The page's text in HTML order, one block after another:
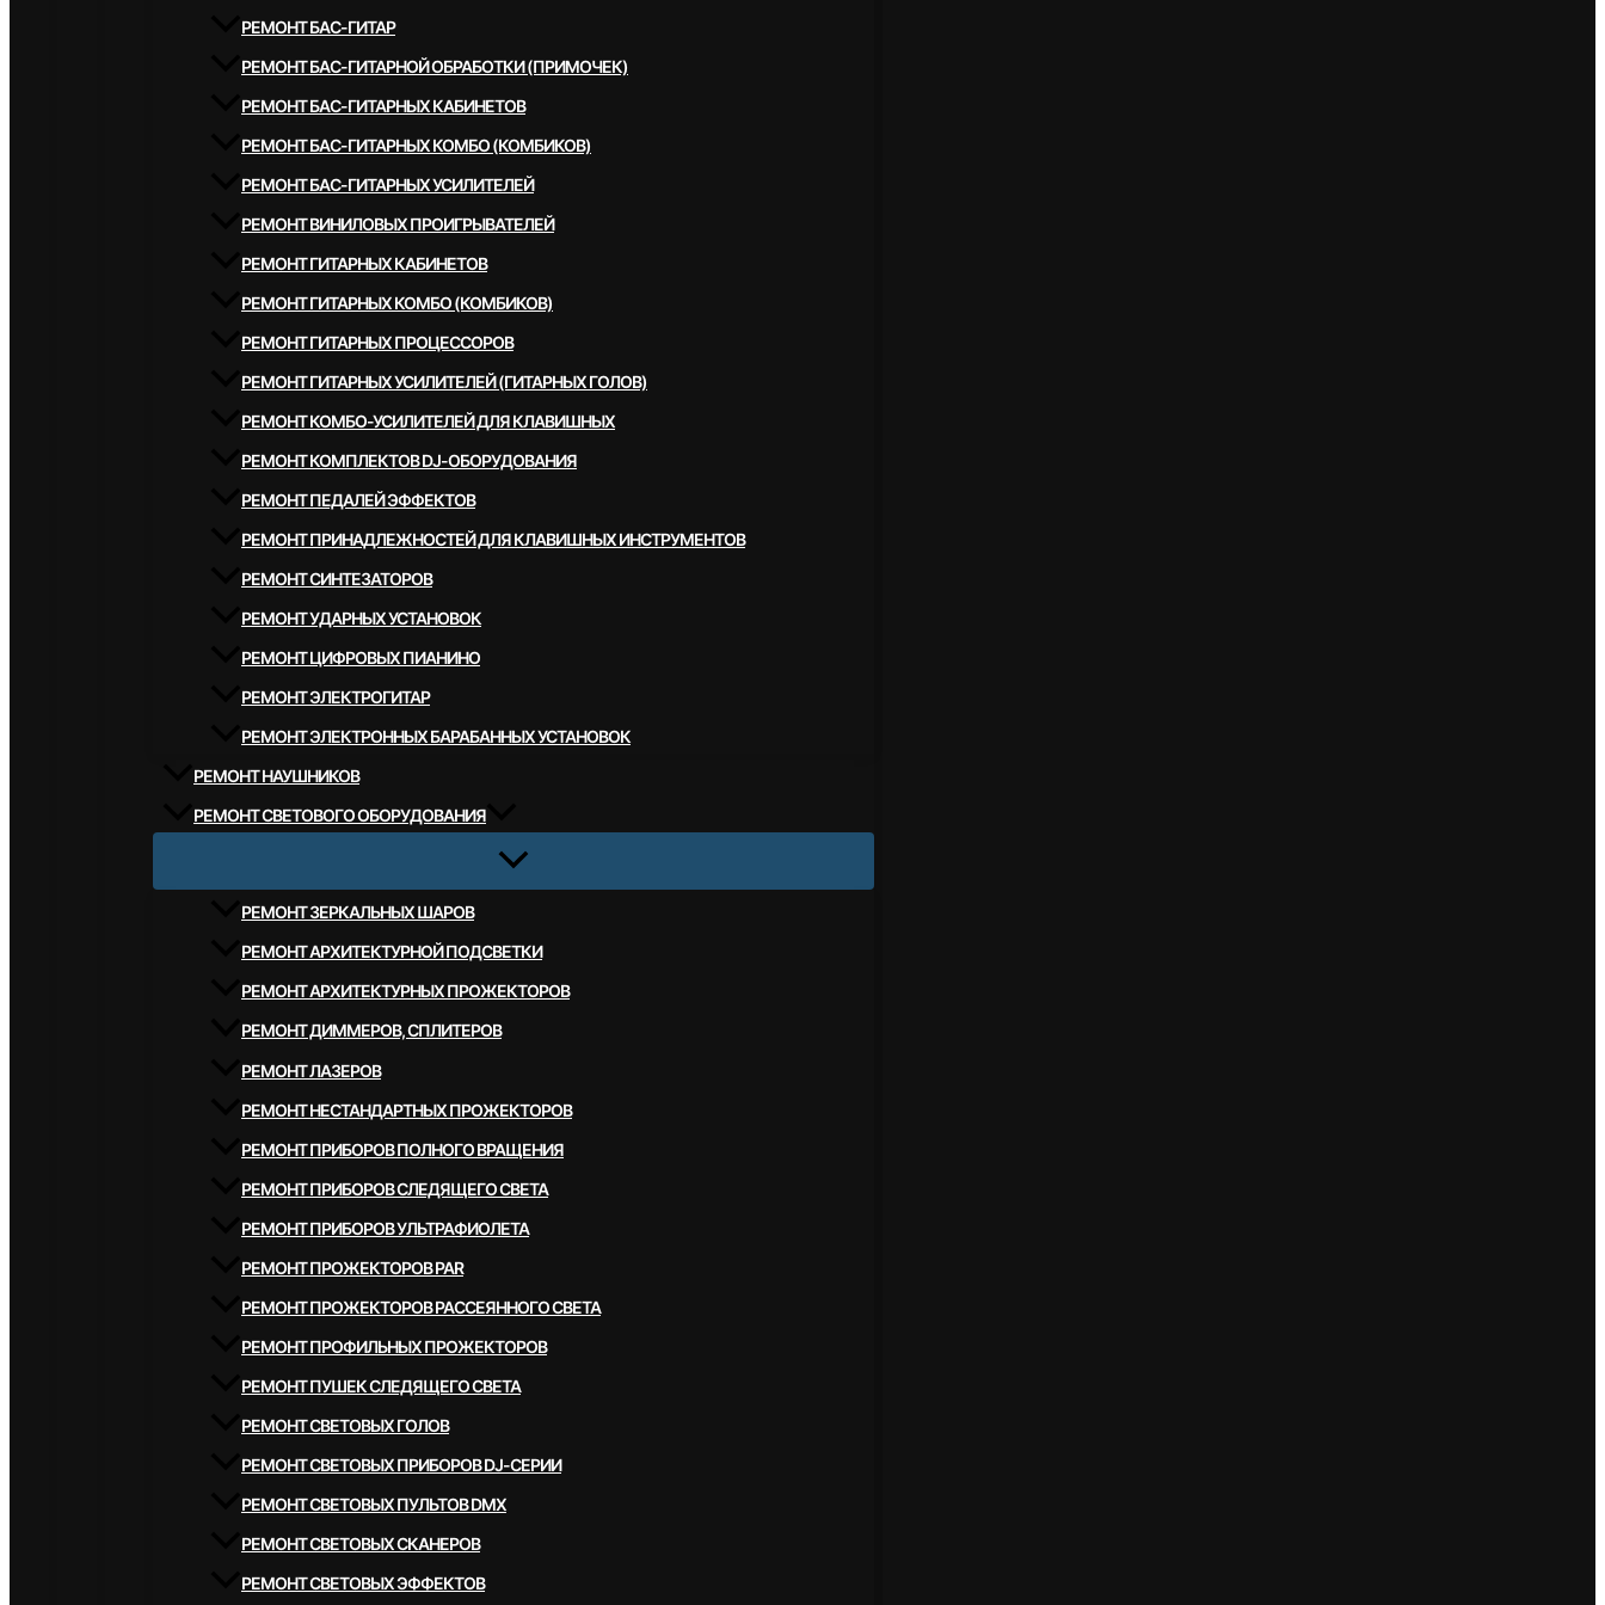
РЕМОНТ БАС-ГИТАР
РЕМОНТ БАС-ГИТАРНОЙ ОБРАБОТКИ (ПРИМОЧЕК)
РЕМОНТ БАС-ГИТАРНЫХ КАБИНЕТОВ
РЕМОНТ БАС-ГИТАРНЫХ КОМБО (КОМБИКОВ)
РЕМОНТ БАС-ГИТАРНЫХ УСИЛИТЕЛЕЙ
РЕМОНТ ВИНИЛОВЫХ ПРОИГРЫВАТЕЛЕЙ
РЕМОНТ ГИТАРНЫХ КАБИНЕТОВ
РЕМОНТ ГИТАРНЫХ КОМБО (КОМБИКОВ)
РЕМОНТ ГИТАРНЫХ ПРОЦЕССОРОВ
РЕМОНТ ГИТАРНЫХ УСИЛИТЕЛЕЙ (ГИТАРНЫХ ГОЛОВ)
РЕМОНТ КОМБО-УСИЛИТЕЛЕЙ ДЛЯ КЛАВИШНЫХ
РЕМОНТ КОМПЛЕКТОВ DJ-ОБОРУДОВАНИЯ
РЕМОНТ ПЕДАЛЕЙ ЭФФЕКТОВ
РЕМОНТ ПРИНАДЛЕЖНОСТЕЙ ДЛЯ КЛАВИШНЫХ ИНСТРУМЕНТОВ
РЕМОНТ СИНТЕЗАТОРОВ
РЕМОНТ УДАРНЫХ УСТАНОВОК
РЕМОНТ ЦИФРОВЫХ ПИАНИНО
РЕМОНТ ЭЛЕКТРОГИТАР
РЕМОНТ ЭЛЕКТРОННЫХ БАРАБАННЫХ УСТАНОВОК
РЕМОНТ НАУШНИКОВ
РЕМОНТ СВЕТОВОГО ОБОРУДОВАНИЯ
РЕМОНТ ЗЕРКАЛЬНЫХ ШАРОВ
РЕМОНТ АРХИТЕКТУРНОЙ ПОДСВЕТКИ
РЕМОНТ АРХИТЕКТУРНЫХ ПРОЖЕКТОРОВ
РЕМОНТ ДИММЕРОВ, СПЛИТЕРОВ
РЕМОНТ ЛАЗЕРОВ
РЕМОНТ НЕСТАНДАРТНЫХ ПРОЖЕКТОРОВ
РЕМОНТ ПРИБОРОВ ПОЛНОГО ВРАЩЕНИЯ
РЕМОНТ ПРИБОРОВ СЛЕДЯЩЕГО СВЕТА
РЕМОНТ ПРИБОРОВ УЛЬТРАФИОЛЕТА
РЕМОНТ ПРОЖЕКТОРОВ PAR
РЕМОНТ ПРОЖЕКТОРОВ РАССЕЯННОГО СВЕТА
РЕМОНТ ПРОФИЛЬНЫХ ПРОЖЕКТОРОВ
РЕМОНТ ПУШЕК СЛЕДЯЩЕГО СВЕТА
РЕМОНТ СВЕТОВЫХ ГОЛОВ
РЕМОНТ СВЕТОВЫХ ПРИБОРОВ DJ-СЕРИИ
РЕМОНТ СВЕТОВЫХ ПУЛЬТОВ DMX
РЕМОНТ СВЕТОВЫХ СКАНЕРОВ
РЕМОНТ СВЕТОВЫХ ЭФФЕКТОВ